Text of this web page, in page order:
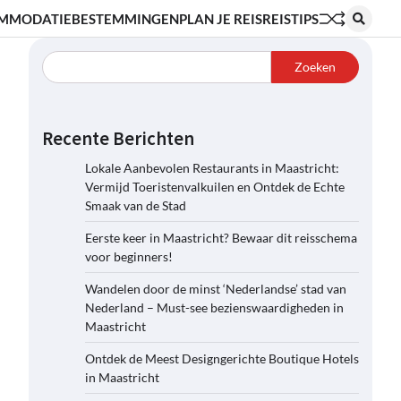
BESTEMMINGENPLAN JE REISREISTIPS
Zoeken
Recente Berichten
Lokale Aanbevolen Restaurants in Maastricht:
Vermijd Toeristenvalkuilen en Ontdek de Echte
Smaak van de Stad
Eerste keer in Maastricht? Bewaar dit reisschema
voor beginners!
Wandelen door de minst ‘Nederlandse’ stad van
Nederland – Must-see bezienswaardigheden in
Maastricht
Ontdek de Meest Designgerichte Boutique Hotels
in Maastricht